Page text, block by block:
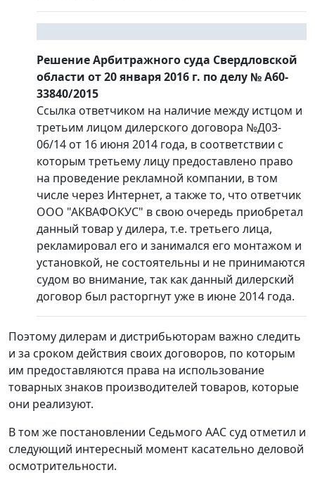
Решение Арбитражного суда Свердловской
области от 20 января 2016 г. по делу № А60-
33840/2015
Ссылка ответчиком на наличие между истцом и
третьим лицом дилерского договора №Д03-
06/14 от 16 июня 2014 года, в соответствии с
которым третьему лицу предоставлено право
на проведение рекламной компании, в том
числе через Интернет, а также то, что ответчик
ООО "АКВАФОКУС" в свою очередь приобретал
данный товар у дилера, т.е. третьего лица,
рекламировал его и занимался его монтажом и
установкой, не состоятельны и не принимаются
судом во внимание, так как данный дилерский
договор был расторгнут уже в июне 2014 года.
Поэтому дилерам и дистрибьюторам важно следить
и за сроком действия своих договоров, по которым
им предоставляются права на использование
товарных знаков производителей товаров, которые
они реализуют.
В том же постановлении Седьмого ААС суд отметил и
следующий интересный момент касательно деловой
осмотрительности.